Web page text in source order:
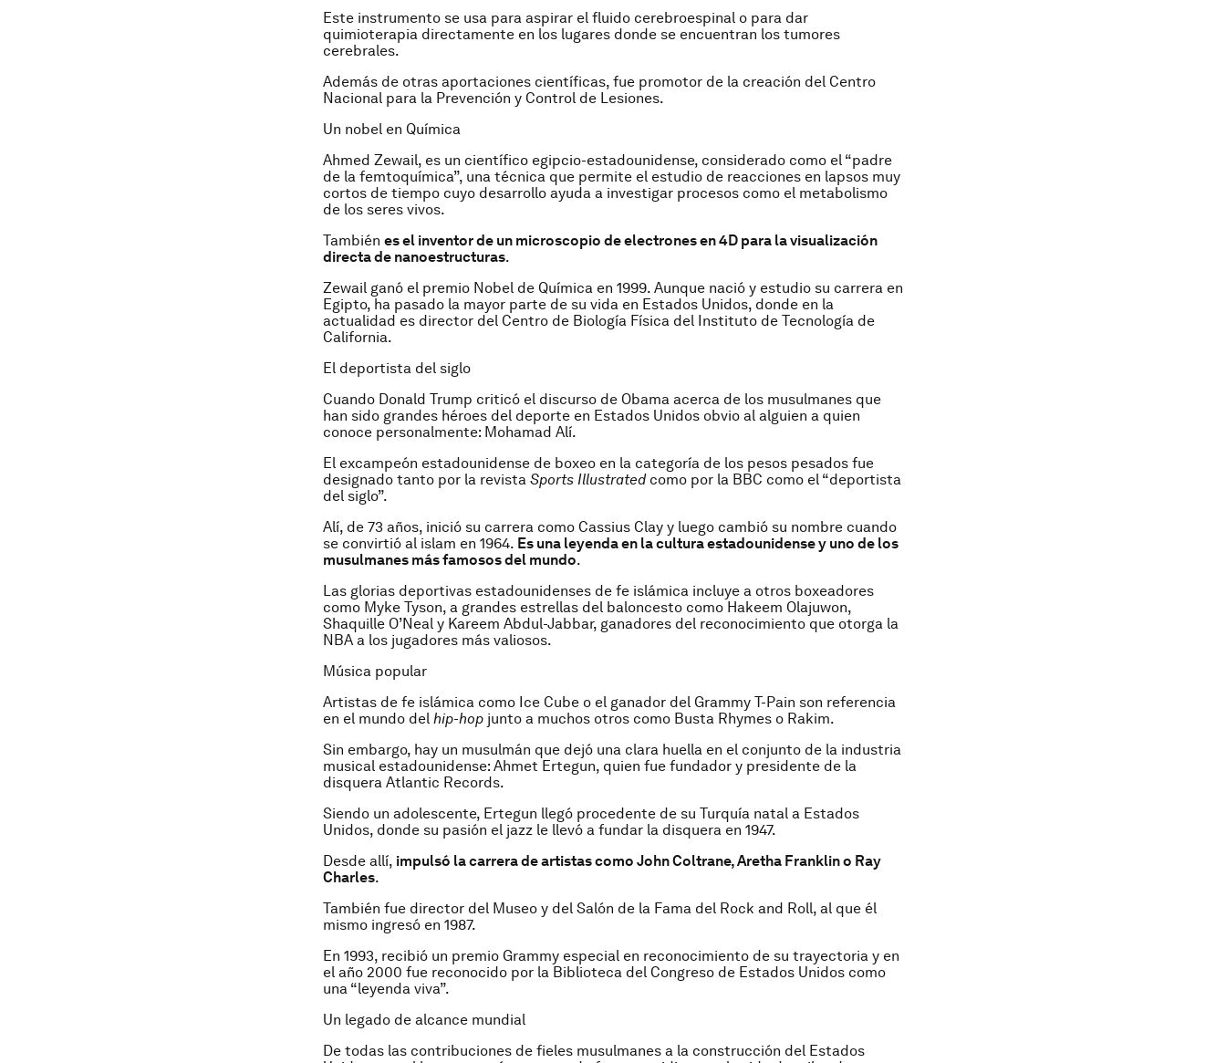
Este instrumento se usa para aspirar el fluido cerebroespinal o para dar
quimioterapia directamente en los lugares donde se encuentran los tumores
cerebrales.
Además de otras aportaciones científicas, fue promotor de la creación del Centro
Nacional para la Prevención y Control de Lesiones.
Un nobel en Química
Ahmed Zewail, es un científico egipcio-estadounidense, considerado como el “padre
de la femtoquímica”, una técnica que permite el estudio de reacciones en lapsos muy
cortos de tiempo cuyo desarrollo ayuda a investigar procesos como el metabolismo
de los seres vivos.
También es el inventor de un microscopio de electrones en 4D para la visualización
directa de nanoestructuras.
Zewail ganó el premio Nobel de Química en 1999. Aunque nació y estudio su carrera en
Egipto, ha pasado la mayor parte de su vida en Estados Unidos, donde en la
actualidad es director del Centro de Biología Física del Instituto de Tecnología de
California.
El deportista del siglo
Cuando Donald Trump criticó el discurso de Obama acerca de los musulmanes que
han sido grandes héroes del deporte en Estados Unidos obvio al alguien a quien
conoce personalmente: Mohamad Alí.
El excampeón estadounidense de boxeo en la categoría de los pesos pesados fue
designado tanto por la revista Sports Illustratedcomo por la BBC como el “deportista
del siglo”.
Alí, de 73 años, inició su carrera como Cassius Clay y luego cambió su nombre cuando
se convirtió al islam en 1964. Es una leyenda en la cultura estadounidense y uno de los
musulmanes más famosos del mundo.
Las glorias deportivas estadounidenses de fe islámica incluye a otros boxeadores
como Myke Tyson, a grandes estrellas del baloncesto como Hakeem Olajuwon,
Shaquille O’Neal y Kareem Abdul-Jabbar, ganadores del reconocimiento que otorga la
NBA a los jugadores más valiosos.
Música popular
Artistas de fe islámica como Ice Cube o el ganador del Grammy T-Pain son referencia
en el mundo del hip-hop junto a muchos otros como Busta Rhymes o Rakim.
Sin embargo, hay un musulmán que dejó una clara huella en el conjunto de la industria
musical estadounidense: Ahmet Ertegun, quien fue fundador y presidente de la
disquera Atlantic Records.
Siendo un adolescente, Ertegun llegó procedente de su Turquía natal a Estados
Unidos, donde su pasión el jazz le llevó a fundar la disquera en 1947.
Desde allí, impulsó la carrera de artistas como John Coltrane, Aretha Franklin o Ray
Charles.
También fue director del Museo y del Salón de la Fama del Rock and Roll, al que él
mismo ingresó en 1987.
En 1993, recibió un premio Grammy especial en reconocimiento de su trayectoria y en
el año 2000 fue reconocido por la Biblioteca del Congreso de Estados Unidos como
una “leyenda viva”.
Un legado de alcance mundial
De todas las contribuciones de fieles musulmanes a la construcción del Estados